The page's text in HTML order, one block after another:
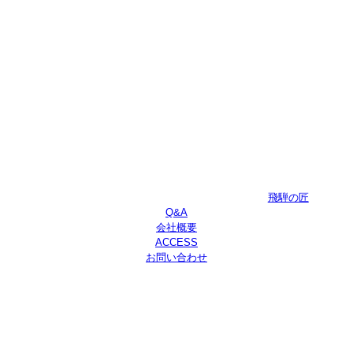
飛騨の匠
Q&A
会社概要
ACCESS
お問い合わせ